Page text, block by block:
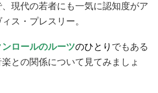
現代の若者にも一気に認知度がア
ス・プレスリー。
ンロールのルーツのひとり でもある
との関係について見てみましょ